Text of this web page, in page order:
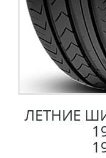
ЛЕТНИЕ